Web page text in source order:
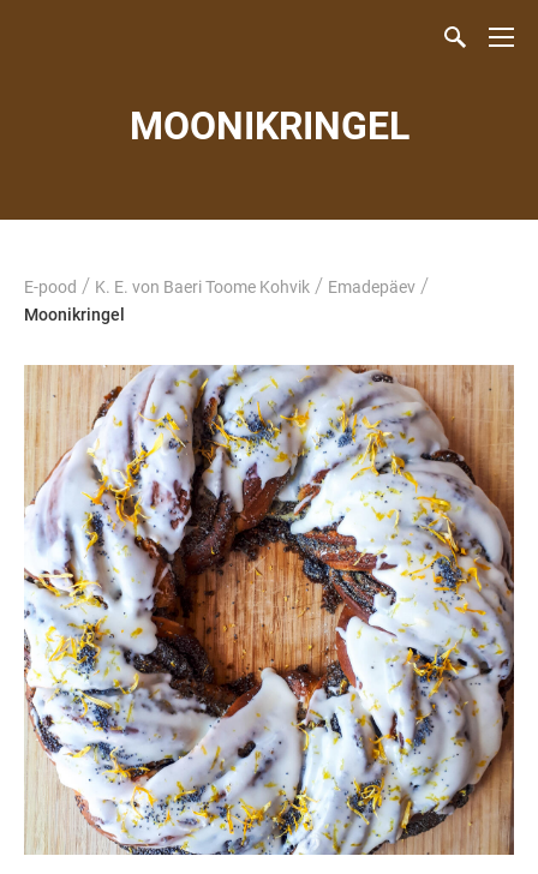
MOONIKRINGEL
E-pood / K. E. von Baeri Toome Kohvik / Emadepäev /
Moonikringel